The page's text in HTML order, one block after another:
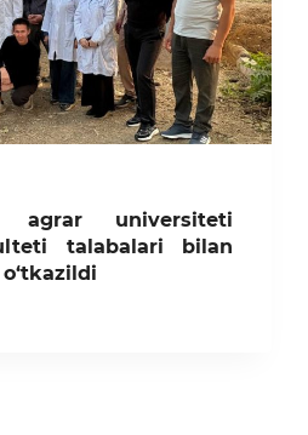
agrar universiteti
talabalari bilan